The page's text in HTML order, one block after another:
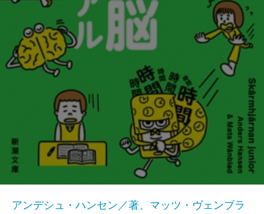
アンデシュ・ハンセン／著、マッツ・ヴェンブラ